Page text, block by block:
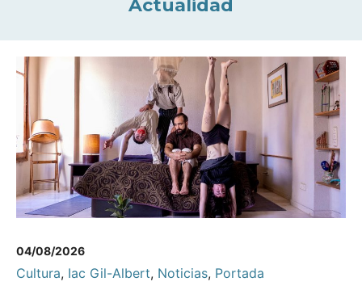
Actualidad
04/08/2026
Cultura, Iac Gil-Albert, Noticias, Portada